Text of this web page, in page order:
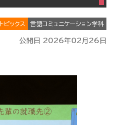
トピックス 言語コミュニケーション学科
公開日 2026年02月26日